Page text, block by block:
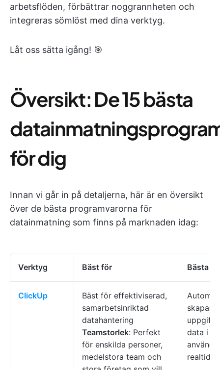
arbetsflöden, förbättrar noggrannheten och
integreras sömlöst med dina verktyg.
Låt oss sätta igång! 🎯
Översikt: De 15 bästa
för dig
Innan vi går in på detaljerna, här är en översikt
över de bästa programvarorna för
datainmatning som finns på marknaden idag:
Verktyg Bäst för Bästa
ClickUp
Bäst för effektiviserad,
samarbetsinriktad
datahantering
Teamstorlek: Perfekt
för enskilda personer,
medelstora team och
data i
använd
realtid.